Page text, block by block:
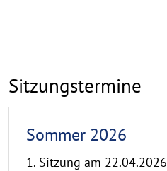
Sitzungstermine
Sommer 2026
1. Sitzung am 22.04.2026